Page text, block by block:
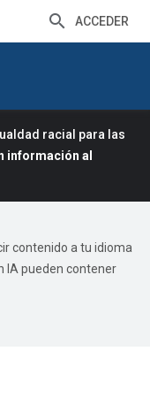
ACCEDER
racial para las
información al
contenido a tu idioma
IA pueden contener